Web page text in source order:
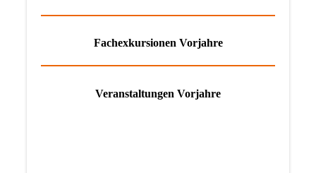
Fachexkursionen Vorjahre
Veranstaltungen Vorjahre